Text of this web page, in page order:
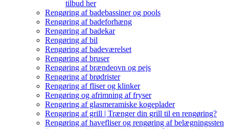
tilbud her
Rengøring af badebassiner og pools
Rengøring af badeforhæng
Rengøring af badekar
Rengøring af bil
Rengøring af badeværelset
Rengøring af bruser
Rengøring af brændeovn og pejs
Rengøring af brødrister
Rengøring af fliser og klinker
Rengøring og afrimning af fryser
Rengøring af glasmeramiske kogeplader
Rengøring af grill | Trænger din grill til en rengøring?
Rengøring af havefliser og rengøring af belægningssten